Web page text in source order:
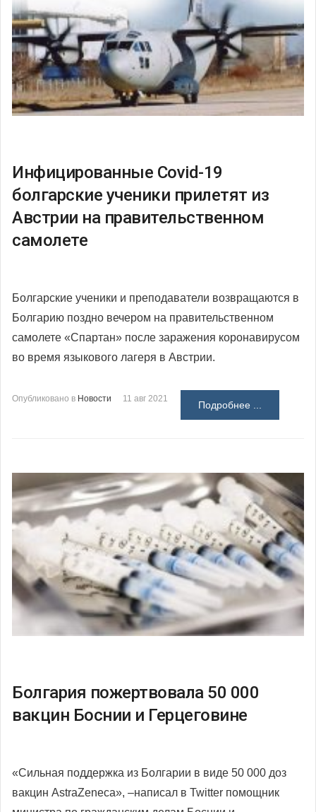
Инфицированные Covid-19
болгарские ученики прилетят из
Австрии на правительственном
самолете
Болгарские ученики и преподаватели возвращаются в
Болгарию поздно вечером на правительственном
самолете «Спартан» после заражения коронавирусом
во время языкового лагеря в Австрии.
Опубликовано в Новости 11 авг 2021
Подробнее ...
Болгария пожертвовала 50 000
вакцин Боснии и Герцеговине
«Сильная поддержка из Болгарии в виде 50 000 доз
вакцин AstraZeneca», –написал в Twitter помощник